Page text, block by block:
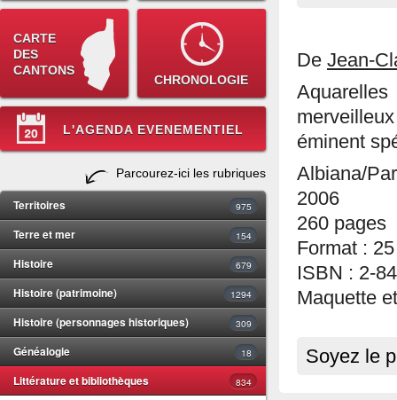
CARTE
DES
CANTONS
CHRONOLOGIE
L'AGENDA EVENEMENTIEL
Parcourez-ici les rubriques
Territoires 975
Terre et mer 154
Histoire 679
Histoire (patrimoine) 1294
Histoire (personnages historiques) 309
Généalogie 18
Littérature et bibliothèques 834
De Jean-
éminent
Albiana/
2006
260 pages
Format :
ISBN : 2-
Maquette
Soyez le